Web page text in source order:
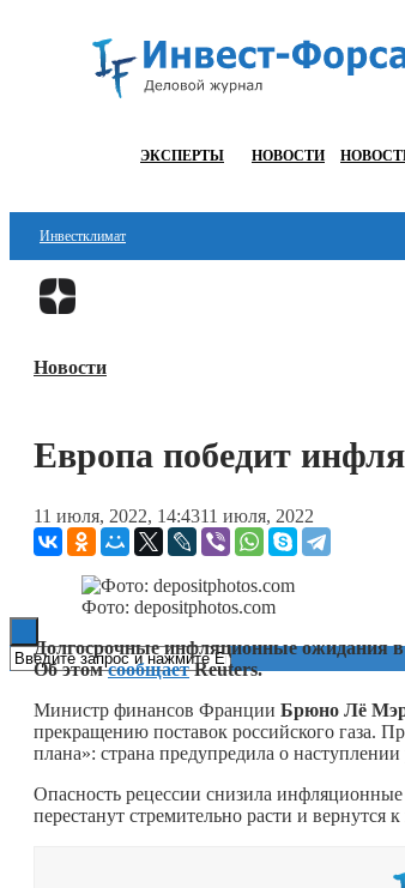
ЭКСПЕРТЫ НОВОСТИ
Инвестклимат
Финансы
Блокчейн
Технологии
ESG
Новости
Европа победит
11 июля, 2022, 14:4311 июля, 2022
Фото: depositphotos.com
Долгосрочные инфляционные ожидания в
Об этомсообщаетReuters.
Министр финансов Франции Брюно Лё
прекращению поставок российского газа.
плана»: страна предупредила о
Опасность рецессии снизила
перестанут стремительно расти и вернутся